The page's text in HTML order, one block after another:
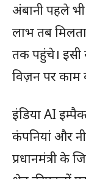
अंबानी पहले
लाभ तब
तक पहुंचे।
विज़न पर काम
इंडिया AI
कंपनियां और
प्रधानमंत्री के